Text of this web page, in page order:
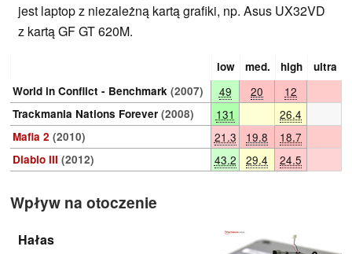
jest laptop z niezależną kartą grafiki, np. Asus UX32VD
z kartą GF GT 620M.
low med. high
ultra
World in Conflict - Benchmark (2007) 49 20 12
Trackmania Nations Forever (2008) 131 26.4
Mafia 2 (2010) 21.3 19.8 18.7
Diablo III (2012) 43.2 29.4 24.5
Wpływ na otoczenie
Hałas